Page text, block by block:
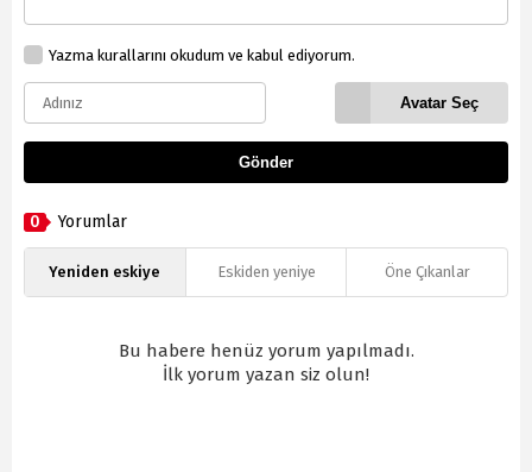
Yazma kurallarını okudum ve kabul ediyorum.
Avatar Seç
Gönder
0 Yorumlar
Yeniden eskiye Eskiden yeniye Öne Çıkanlar
Bu habere henüz yorum yapılmadı.
İlk yorum yazan siz olun!